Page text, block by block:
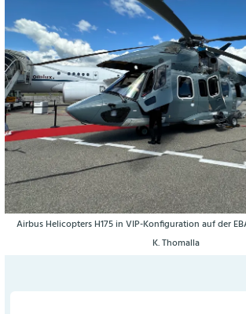
Airbus Helicopters H175 in VIP-Konfiguration auf der
K. Thomalla